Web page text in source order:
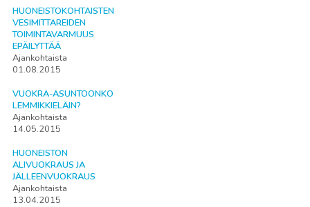
HUONEISTOKOHTAISTEN
VESIMITTAREIDEN
TOIMINTAVARMUUS
EPÄILYTTÄÄ
Ajankohtaista
01.08.2015
VUOKRA-ASUNTOONKO
LEMMIKKIELÄIN?
Ajankohtaista
14.05.2015
HUONEISTON
ALIVUOKRAUS JA
JÄLLEENVUOKRAUS
Ajankohtaista
13.04.2015